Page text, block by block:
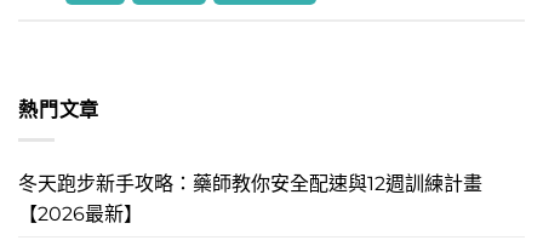
熱門文章
冬天跑步新手攻略：藥師教你安全配速與12週訓練計畫
【2026最新】